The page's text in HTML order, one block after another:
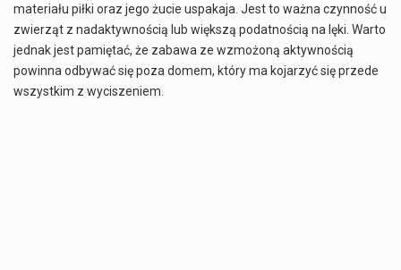
materiału piłki oraz jego żucie uspakaja. Jest to ważna czynność u
zwierząt z nadaktywnością lub większą podatnością na lęki. Warto
jednak jest pamiętać, że zabawa ze wzmożoną aktywnością
powinna odbywać się poza domem, który ma kojarzyć się przede
wszystkim z wyciszeniem.